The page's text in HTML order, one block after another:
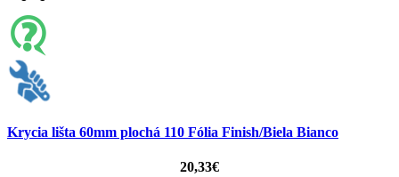
Krycia lišta 60mm plochá 110 Fólia Finish/Biela Bianco
20,33€